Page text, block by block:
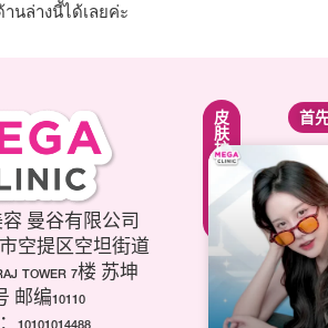
นล่างนี้ได้เลยค่ะ
美容 曼谷有限公司
空提区空坦街道
TOWER 7楼 苏坤
邮编10110
面
部
轮
廓
整
目
肉
毒
杆
菌
紧
致
提
升
程
代
皮
肤
护
理
程
针
痘
首